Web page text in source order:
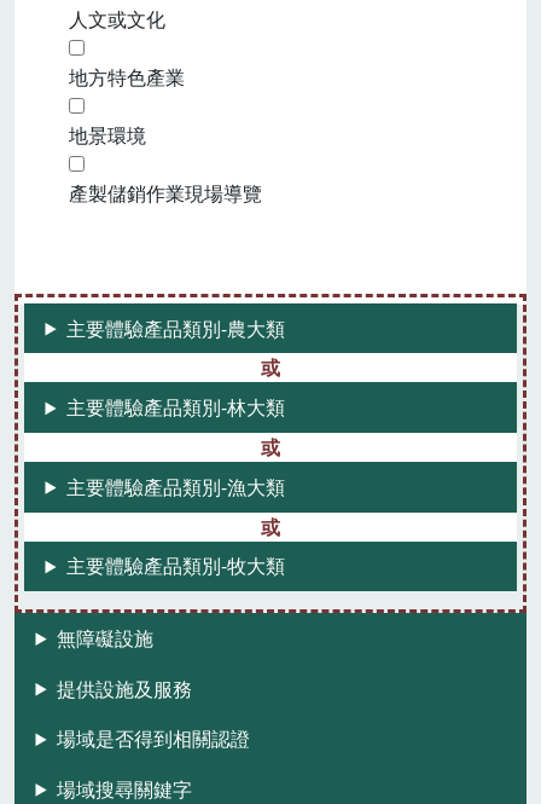
人文或文化
地方特色產業
地景環境
產製儲銷作業現場導覽
主要體驗產品類別-農大類
主要體驗產品類別-林大類
主要體驗產品類別-漁大類
主要體驗產品類別-牧大類
無障礙設施
提供設施及服務
場域是否得到相關認證
場域搜尋關鍵字